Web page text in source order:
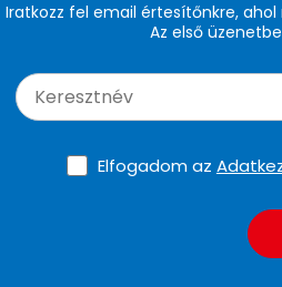
Iratkozz fel email értesítőnkre,
Az első
Elfogadom az